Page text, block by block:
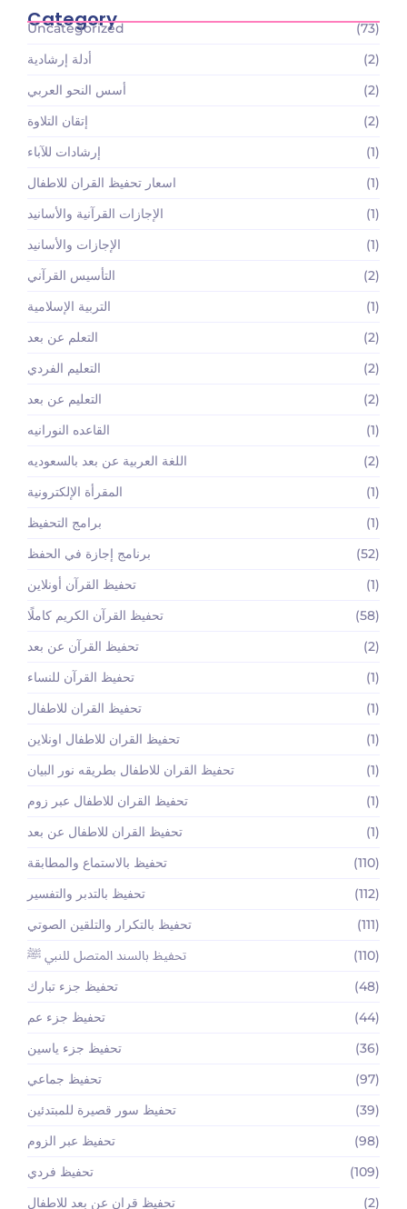
Category
Uncategorized
(73)
أدلة إرشادية
(2)
أسس النحو العربي
(2)
إتقان التلاوة
(2)
إرشادات للآباء
(1)
اسعار تحفيظ القران للاطفال
(1)
الإجازات القرآنية والأسانيد
(1)
الإجازات والأسانيد
(1)
التأسيس القرآني
(2)
التربية الإسلامية
(1)
التعلم عن بعد
(2)
التعليم الفردي
(2)
التعليم عن بعد
(2)
القاعده النورانيه
(1)
اللغة العربية عن بعد بالسعوديه
(2)
المقرأة الإلكترونية
(1)
برامج التحفيظ
(1)
برنامج إجازة في الحفظ
(52)
تحفيظ القرآن أونلاين
(1)
تحفيظ القرآن الكريم كاملًا
(58)
تحفيظ القرآن عن بعد
(2)
تحفيظ القرآن للنساء
(1)
تحفيظ القران للاطفال
(1)
تحفيظ القران للاطفال اونلاين
(1)
تحفيظ القران للاطفال بطريقه نور البيان
(1)
تحفيظ القران للاطفال عبر زوم
(1)
تحفيظ القران للاطفال عن بعد
(1)
تحفيظ بالاستماع والمطابقة
(110)
تحفيظ بالتدبر والتفسير
(112)
تحفيظ بالتكرار والتلقين الصوتي
(111)
تحفيظ بالسند المتصل للنبي ﷺ
(110)
تحفيظ جزء تبارك
(48)
تحفيظ جزء عم
(44)
تحفيظ جزء ياسين
(36)
تحفيظ جماعي
(97)
تحفيظ سور قصيرة للمبتدئين
(39)
تحفيظ عبر الزوم
(98)
تحفيظ فردي
(109)
تحفيظ قران عن بعد للاطفال
(2)